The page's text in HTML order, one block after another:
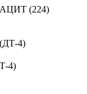
(224)
4)